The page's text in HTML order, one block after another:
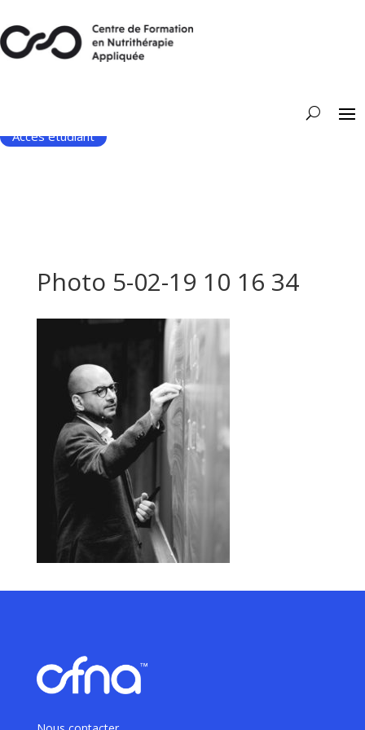
Accès étudiant
Photo 5-02-19 10 16 34